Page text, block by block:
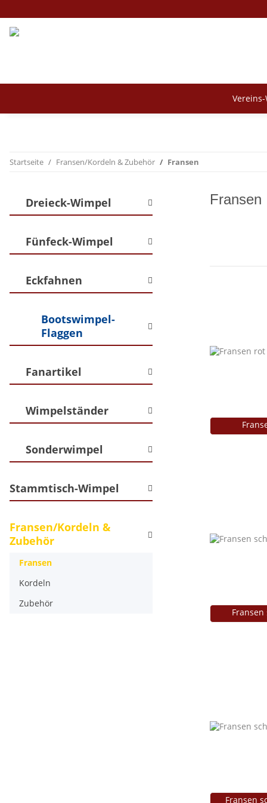
Startseite Fransen/Kordeln & Zubehör Fransen
Fransen
Fransen
Dreieck-Wimpel
Fünfeck-Wimpel
Eckfahnen
Bootswimpel-
Flaggen
Fanartikel
Wimpelständer
Sonderwimpel
Stammtisch-Wimpel
Fransen/Kordeln &
Zubehör
Fransen
Kordeln
Zubehör